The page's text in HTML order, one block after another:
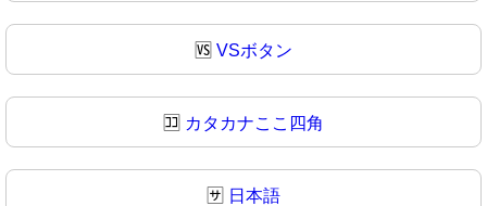
🆚 VSボタン
🈁 カタカナここ四角
🈂️ 日本語